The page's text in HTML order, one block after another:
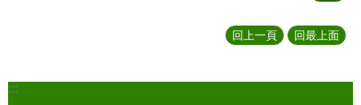
回上一頁 回最上面
:::